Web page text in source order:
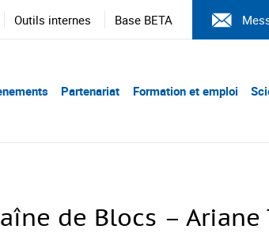
Outils internes Base BETA
Partenariat Formation et emploi
de Blocs –